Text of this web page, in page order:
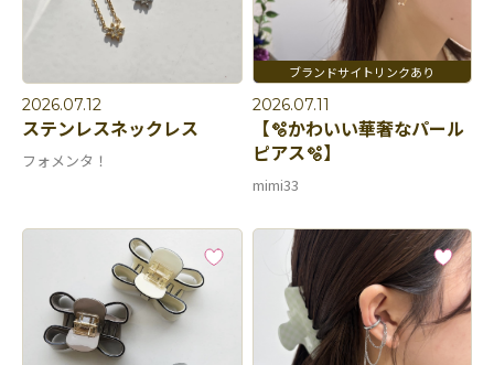
2026.07.12
ステンレスネックレス
フォメンタ！
2026.07.11
【🫧かわいい華奢なパール
ピアス🫧】
mimi33